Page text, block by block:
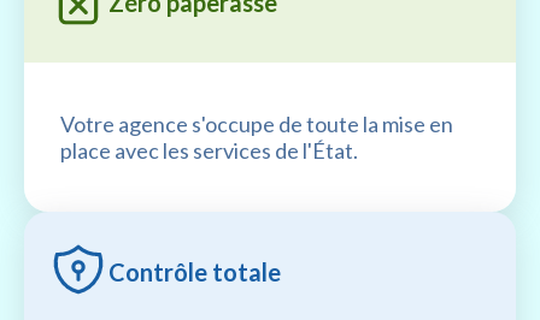
Votre agence s'occupe de toute la mise en
place avec les services de l'État.
Contrôle totale